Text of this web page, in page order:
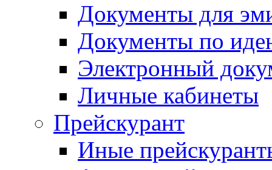
Документы для
Документы по
Электронный
Личные кабинеты
Прейскурант
Иные